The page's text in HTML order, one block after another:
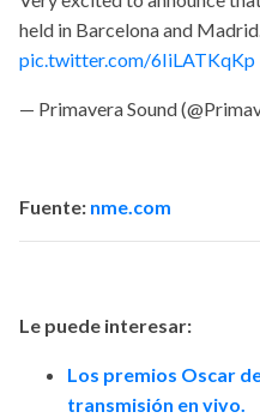
held in Barcelona and
pic.twitter.com/6IiLATKqKp
— Primavera Sound
Fuente: nme.com
Le puede interesar:
Los premios Oscar
transmisión en vivo.